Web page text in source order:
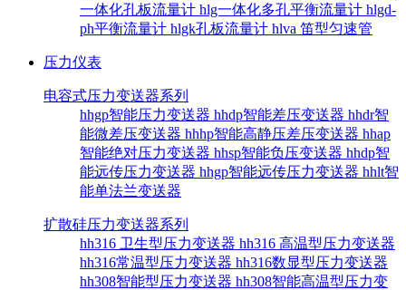
一体化孔板流量计 hlg一体化多孔平衡流量计 hlgd-
ph平衡流量计 hlgk孔板流量计 hlva 笛型匀速管
压力仪表
电容式压力变送器系列
hhgp智能压力变送器 hhdp智能差压变送器 hhdr智
能微差压变送器 hhhp智能高静压差压变送器 hhap
智能绝对压力变送器 hhsp智能负压变送器 hhdp智
能远传压力变送器 hhgp智能远传压力变送器 hhlt智
能单法兰变送器
扩散硅压力变送器系列
hh316 卫生型压力变送器 hh316 高温型压力变送器
hh316常温型压力变送器 hh316数显型压力变送器
hh308智能型压力变送器 hh308智能高温型压力变